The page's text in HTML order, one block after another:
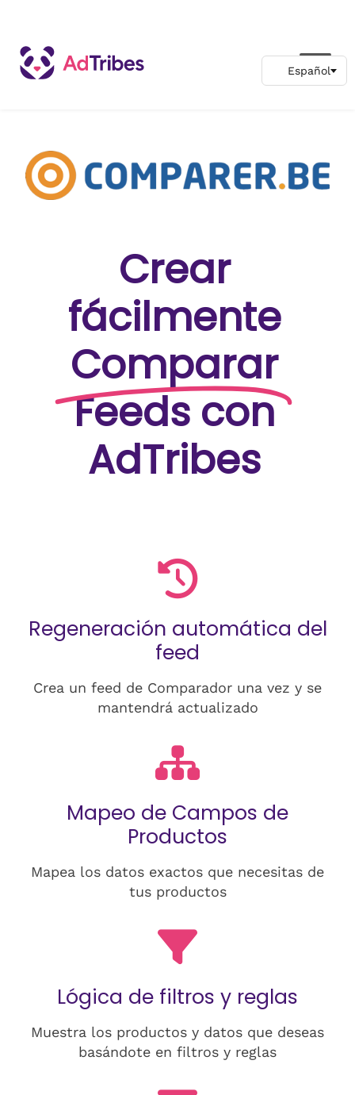
Crear
fácilmente
Comparar
Feeds con
AdTribes
Regeneración automática del
feed
Crea un feed de Comparador una vez y se
mantendrá actualizado
Mapeo de Campos de
Productos
Mapea los datos exactos que necesitas de
tus productos
Lógica de filtros y reglas
Muestra los productos y datos que deseas
basándote en filtros y reglas